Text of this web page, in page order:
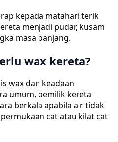
kepada matahari terik
menjadi pudar, kusam
masa panjang.
wax kereta?
wax dan keadaan
umum, pemilik kereta
berkala apabila air tidak
cat atau kilat cat